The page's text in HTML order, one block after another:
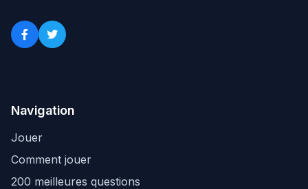
Navigation
Jouer
Comment jouer
200 meilleures questions